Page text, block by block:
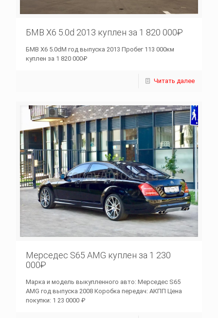
БМВ Х6 5.0d 2013 куплен за 1 820 000₽
БМВ Х6 5.0dM год выпуска 2013 Пробег 113 000км
куплен за 1 820 000₽
Читать далее
Мерседес S65 AMG куплен за 1 230
000₽
Марка и модель выкупленного авто: Мерседес S65
AMG год выпуска 2008 Коробка передач: АКПП Цена
покупки: 1 23 0000 ₽